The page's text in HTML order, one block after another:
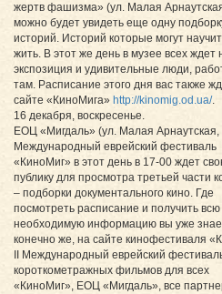
жертв фашизма» (ул. Малая
можно будет увидеть еще одну
историй. Историй которые могут
жить. В этот же день в музее всех ждет
экспозиция и удивительные люди,
там. Расписание этого дня вас также
сайте «КиноМига» http://kinomig.od.ua/.
16 декабря, воскресенье.
ЕОЦ «Мигдаль» (ул. Малая Арнаутская,
Международный еврейский фестиваль
«КиноМиг» в этот день в 17-00 ждет
публику для просмотра третьей части
– подборки документального кино. Где
посмотреть расписание и получить всю
необходимую информацию вы уже
конечно же, на сайте кинофестиваля
II Международный еврейский
короткометражных фильмов для всех
«КиноМиг», ЕОЦ «Мигдаль», все